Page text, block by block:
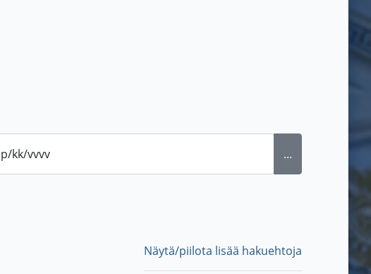
kk/vvvv ...
Näytä/piilota lisää hakuehtoja